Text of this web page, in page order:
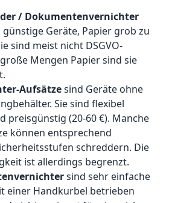
/ Dokumentenvernichter
Geräte, Papier grob zu
sind meist nicht DSGVO-
Mengen Papier sind sie
Aufsätzesind Geräte ohne
Sie sind flexibel
preisgünstig (20-60 €). Manche
können entsprechend
schreddern. Die
ist allerdings begrenzt.
sind sehr einfache
einer Handkurbel betrieben